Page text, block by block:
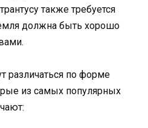
также требуется
должна быть хорошо
различаться по форме
из самых популярных